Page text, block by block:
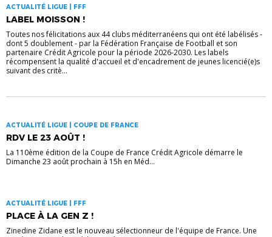
ACTUALITÉ LIGUE | FFF
LABEL MOISSON !
Toutes nos félicitations aux 44 clubs méditerranéens qui ont été labélisés -
dont 5 doublement - par la Fédération Française de Football et son
partenaire Crédit Agricole pour la période 2026-2030. Les labels
récompensent la qualité d'accueil et d'encadrement de jeunes licencié(e)s
suivant des critè...
ACTUALITÉ LIGUE | COUPE DE FRANCE
RDV LE 23 AOÛT !
La 110ème édition de la Coupe de France Crédit Agricole démarre le
Dimanche 23 août prochain à 15h en Méd...
ACTUALITÉ LIGUE | FFF
PLACE À LA GEN Z !
Zinedine Zidane est le nouveau sélectionneur de l'équipe de France. Une